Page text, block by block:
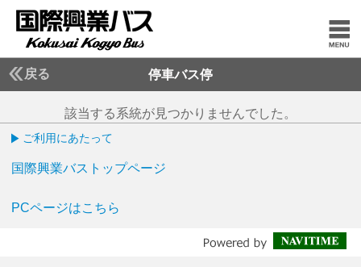
戻る 停車バス停
該当する系統が見つかりませんでした。
ご利用にあたって
国際興業バストップページ
PCページはこちら